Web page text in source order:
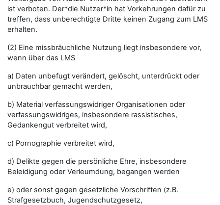
ist verboten. Der*die Nutzer*in hat Vorkehrungen dafür zu
treffen, dass unberechtigte Dritte keinen Zugang zum LMS
erhalten.
(2) Eine missbräuchliche Nutzung liegt insbesondere vor,
wenn über das LMS
a) Daten unbefugt verändert, gelöscht, unterdrückt oder
unbrauchbar gemacht werden,
b) Material verfassungswidriger Organisationen oder
verfassungswidriges, insbesondere rassistisches,
Gedankengut verbreitet wird,
c) Pornographie verbreitet wird,
d) Delikte gegen die persönliche Ehre, insbesondere
Beleidigung oder Verleumdung, begangen werden
e) oder sonst gegen gesetzliche Vorschriften (z.B.
Strafgesetzbuch, Jugendschutzgesetz,